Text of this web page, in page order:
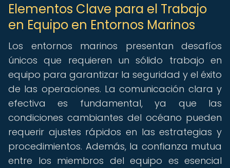
Elementos Clave para el Trabajo
en Equipo en Entornos Marinos
Los entornos marinos presentan desafíos
únicos que requieren un sólido trabajo en
equipo para garantizar la seguridad y el éxito
de las operaciones. La comunicación clara y
efectiva es fundamental, ya que las
condiciones cambiantes del océano pueden
requerir ajustes rápidos en las estrategias y
procedimientos. Además, la confianza mutua
entre los miembros del equipo es esencial